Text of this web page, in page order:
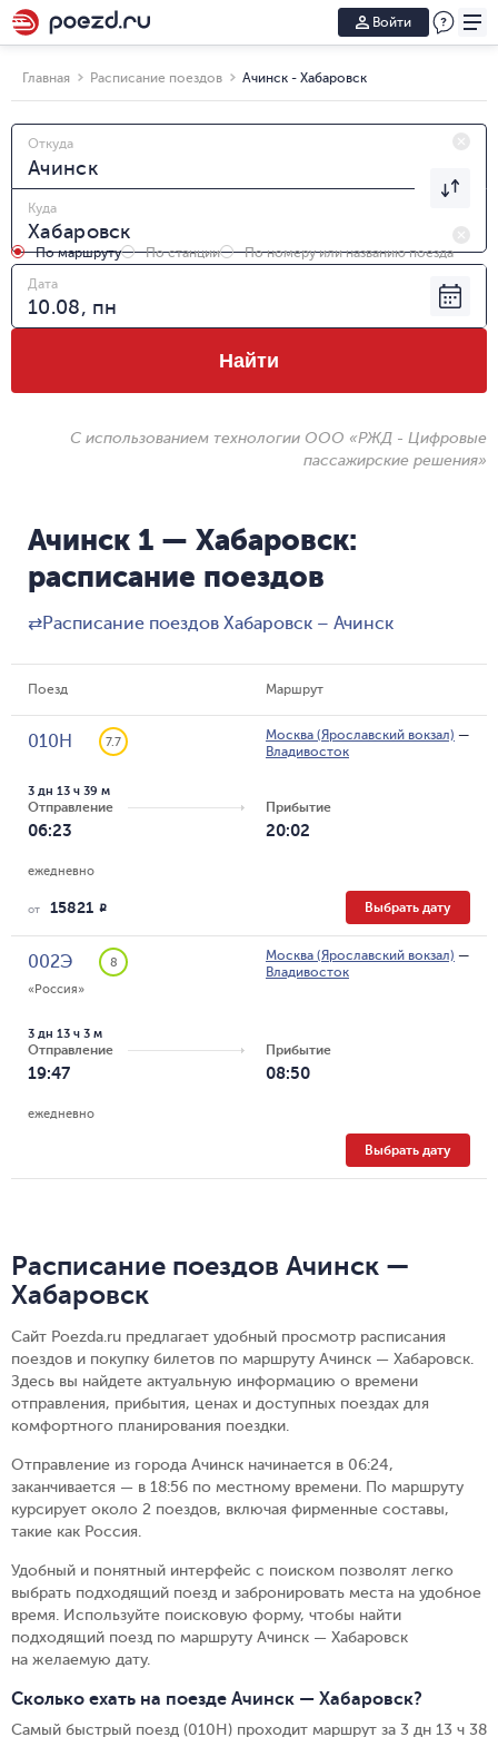
Войти
Главная Расписание поездов Ачинск - Хабаровск
Откуда
Куда
По маршруту По станции
По номеру или названию поезда
Дата
Найти
С использованием технологии ООО «РЖД - Цифровые
пассажирские решения»
Ачинск 1 — Хабаровск:
расписание поездов
⇄Расписание поездов Хабаровск – Ачинск
Поезд Маршрут
010Н 7.7 Москва (Ярославский вокзал) —
Владивосток
Отправление
06:23
3 дн 13 ч 39 м
Прибытие
20:02
ежедневно
от 15821 R Выбрать дату
002Э
8
«Россия»
Москва (Ярославский вокзал) —
Владивосток
Отправление
19:47
3 дн 13 ч 3 м
Прибытие
08:50
ежедневно
Выбрать дату
Расписание поездов Ачинск —
Хабаровск
Сайт Poezda.ru предлагает удобный просмотр расписания
поездов и покупку билетов по маршруту Ачинск — Хабаровск.
Здесь вы найдете актуальную информацию о времени
отправления, прибытия, ценах и доступных поездах для
комфортного планирования поездки.
Отправление из города Ачинск начинается в 06:24,
заканчивается — в 18:56 по местному времени. По маршруту
курсирует около 2 поездов, включая фирменные составы,
такие как Россия.
Удобный и понятный интерфейс с поиском позволят легко
выбрать подходящий поезд и забронировать места на удобное
время. Используйте поисковую форму, чтобы найти
подходящий поезд по маршруту Ачинск — Хабаровск
на желаемую дату.
Сколько ехать на поезде Ачинск — Хабаровск?
Самый быстрый поезд (010Н) проходит маршрут за 3 дн 13 ч 38